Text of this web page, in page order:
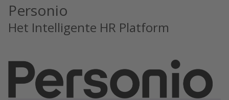
Personio
Het Intelligente HR Platform